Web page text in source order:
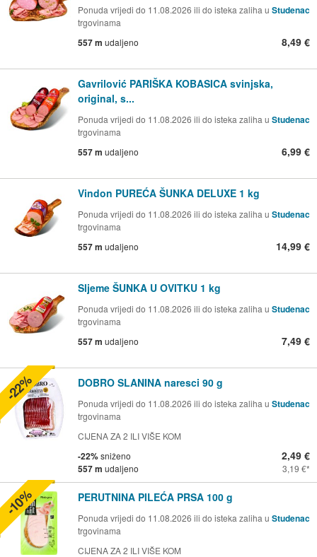
Ponuda vrijedi do 11.08.2026 ili do isteka zaliha u Studenac
trgovinama
557 m udaljeno 8,49 €
Gavrilović PARIŠKA KOBASICA svinjska,
original, s...
Ponuda vrijedi do 11.08.2026 ili do isteka zaliha u Studenac
trgovinama
557 m udaljeno 6,99 €
Vindon PUREĆA ŠUNKA DELUXE 1 kg
Ponuda vrijedi do 11.08.2026 ili do isteka zaliha u Studenac
trgovinama
557 m udaljeno 14,99 €
Sljeme ŠUNKA U OVITKU 1 kg
Ponuda vrijedi do 11.08.2026 ili do isteka zaliha u Studenac
trgovinama
557 m udaljeno 7,49 €
DOBRO SLANINA naresci 90 g
Ponuda vrijedi do 11.08.2026 ili do isteka zaliha u Studenac
trgovinama
CIJENA ZA 2 ILI VIŠE KOM
-22%sniženo
557 m udaljeno
2,49 €
3,19 €
-22%
PERUTNINA PILEĆA PRSA 100 g
Ponuda vrijedi do 11.08.2026 ili do isteka zaliha u Studenac
trgovinama
CIJENA ZA 2 ILI VIŠE KOM
-10%